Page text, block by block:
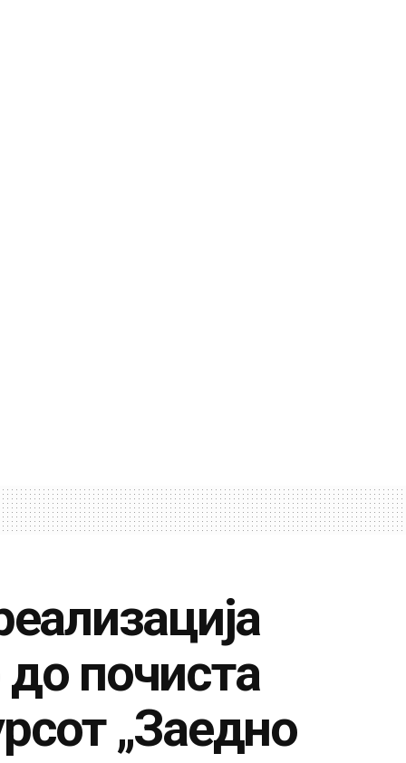
почиста
„Заедно